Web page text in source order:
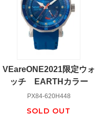
VEareONE2021限定ウォ
ッチ EARTHカラー
PX84-620H448
SOLD OUT